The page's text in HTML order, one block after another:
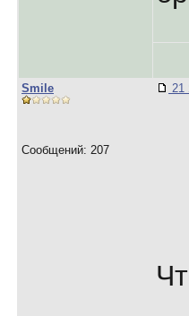
Smile
Сообщений: 207
21